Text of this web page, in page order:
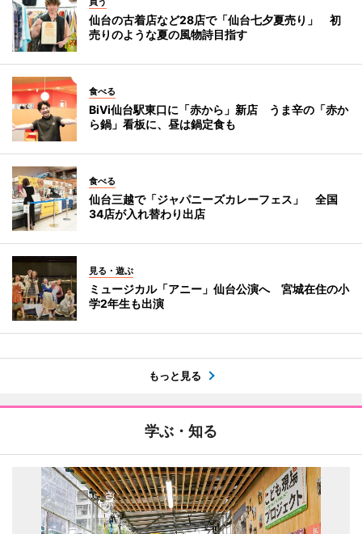
仙台の古着店など28店で「仙台七夕夏売り」 初
売りのような夏の風物詩目指す
食べる
BiVi仙台駅東口に「赤から」新店 うま辛の「赤か
ら鍋」看板に、昼は鍋定食も
食べる
仙台三越で「ジャパニーズカレーフェス」 全国
34店が入れ替わり出店
見る・遊ぶ
ミュージカル「アニー」仙台公演へ 宮城在住の小
学2年生も出演
もっと見る
学ぶ・知る